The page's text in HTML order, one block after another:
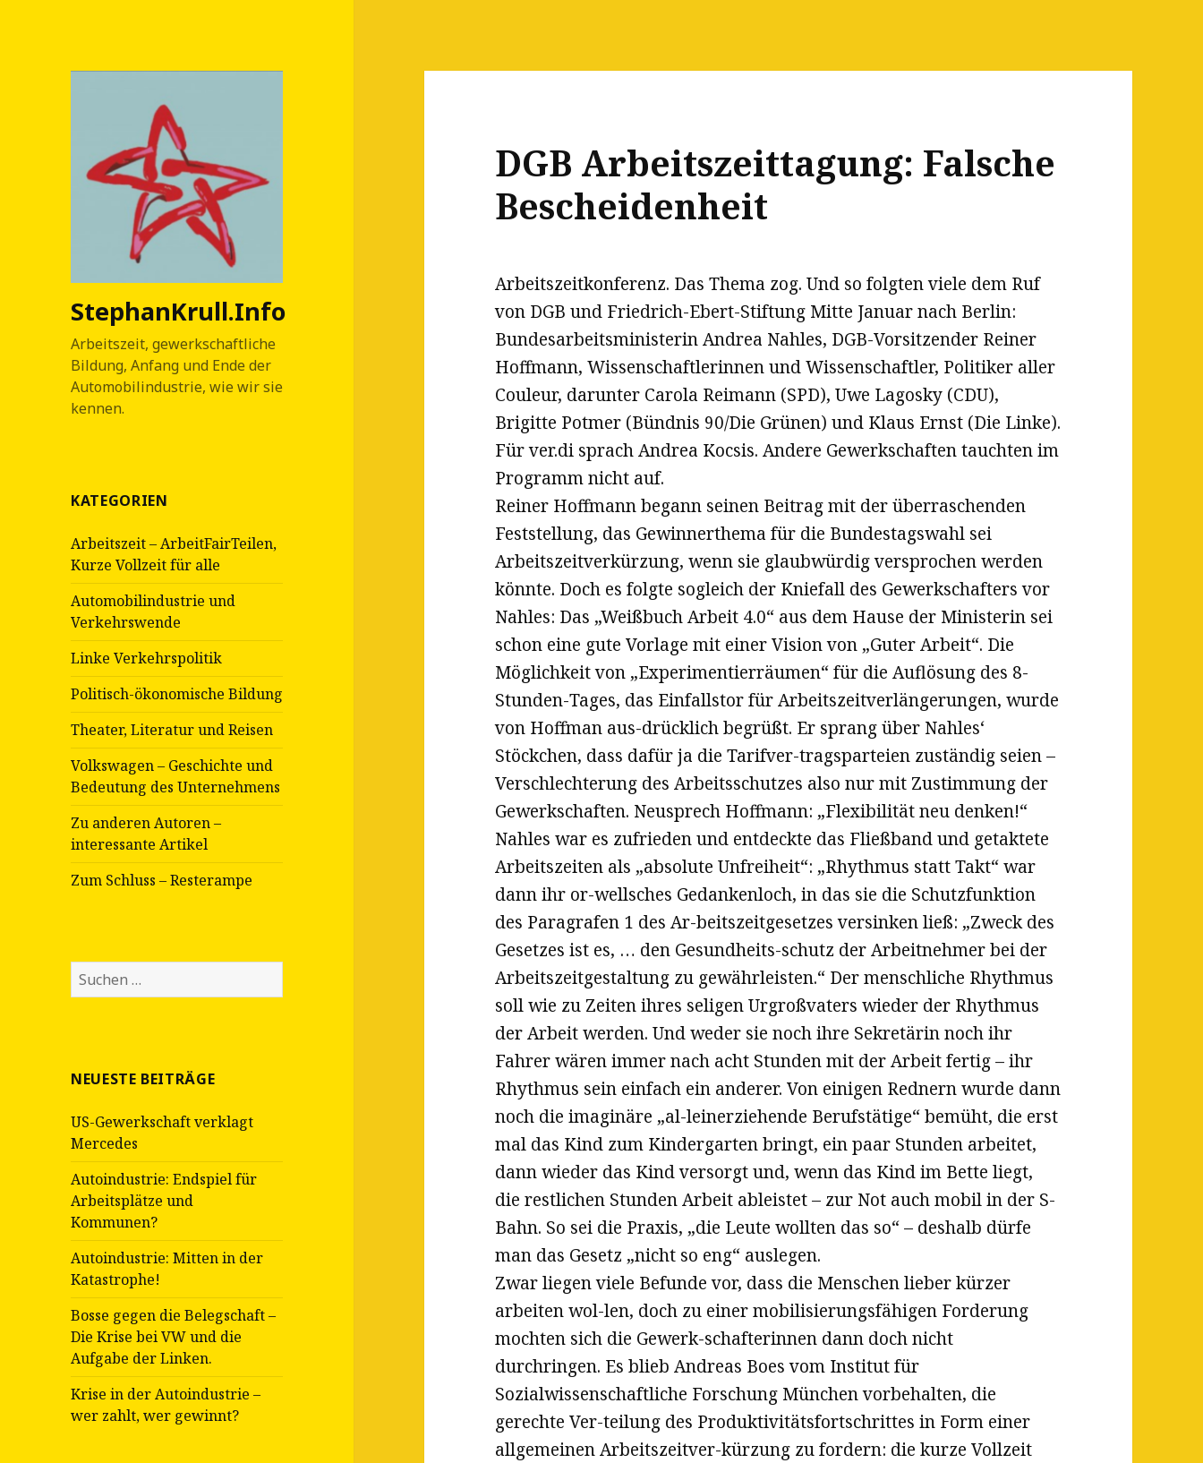
StephanKrull.Info
Arbeitszeit, gewerkschaftliche
Bildung, Anfang und Ende der
Automobilindustrie, wie wir sie
kennen.
KATEGORIEN
Arbeitszeit – ArbeitFairTeilen,
Kurze Vollzeit für alle
Automobilindustrie und
Verkehrswende
Linke Verkehrspolitik
Politisch-ökonomische Bildung
Theater, Literatur und Reisen
Volkswagen – Geschichte und
Bedeutung des Unternehmens
Zu anderen Autoren –
interessante Artikel
Zum Schluss – Resterampe
Suche
nach:
NEUESTE BEITRÄGE
US-Gewerkschaft verklagt
Mercedes
Autoindustrie: Endspiel für
Arbeitsplätze und
Kommunen?
Autoindustrie: Mitten in der
Katastrophe!
Bosse gegen die Belegschaft –
Die Krise bei VW und die
Aufgabe der Linken.
Krise in der Autoindustrie –
wer zahlt, wer gewinnt?
DGB Arbeitszeittagung: Falsche
Bescheidenheit
Arbeitszeitkonferenz. Das Thema zog. Und so folgten viele dem Ruf
von DGB und Friedrich-Ebert-Stiftung Mitte Januar nach Berlin:
Bundesarbeitsministerin Andrea Nahles, DGB-Vorsitzender Reiner
Hoffmann, Wissenschaftlerinnen und Wissenschaftler, Politiker aller
Couleur, darunter Carola Reimann (SPD), Uwe Lagosky (CDU),
Brigitte Potmer (Bündnis 90/Die Grünen) und Klaus Ernst (Die Linke).
Für ver.di sprach Andrea Kocsis. Andere Gewerkschaften tauchten im
Programm nicht auf.
Reiner Hoffmann begann seinen Beitrag mit der überraschenden
Feststellung, das Gewinnerthema für die Bundestagswahl sei
Arbeitszeitverkürzung, wenn sie glaubwürdig versprochen werden
könnte. Doch es folgte sogleich der Kniefall des Gewerkschafters vor
Nahles: Das „Weißbuch Arbeit 4.0“ aus dem Hause der Ministerin sei
schon eine gute Vorlage mit einer Vision von „Guter Arbeit“. Die
Möglichkeit von „Experimentierräumen“ für die Auflösung des 8-
Stunden-Tages, das Einfallstor für Arbeitszeitverlängerungen, wurde
von Hoffman aus-drücklich begrüßt. Er sprang über Nahles‘
Stöckchen, dass dafür ja die Tarifver-tragsparteien zuständig seien –
Verschlechterung des Arbeitsschutzes also nur mit Zustimmung der
Gewerkschaften. Neusprech Hoffmann: „Flexibilität neu denken!“
Nahles war es zufrieden und entdeckte das Fließband und getaktete
Arbeitszeiten als „absolute Unfreiheit“: „Rhythmus statt Takt“ war
dann ihr or-wellsches Gedankenloch, in das sie die Schutzfunktion
des Paragrafen 1 des Ar-beitszeitgesetzes versinken ließ: „Zweck des
Gesetzes ist es, … den Gesundheits-schutz der Arbeitnehmer bei der
Arbeitszeitgestaltung zu gewährleisten.“ Der menschliche Rhythmus
soll wie zu Zeiten ihres seligen Urgroßvaters wieder der Rhythmus
der Arbeit werden. Und weder sie noch ihre Sekretärin noch ihr
Fahrer wären immer nach acht Stunden mit der Arbeit fertig – ihr
Rhythmus sein einfach ein anderer. Von einigen Rednern wurde dann
noch die imaginäre „al-leinerziehende Berufstätige“ bemüht, die erst
mal das Kind zum Kindergarten bringt, ein paar Stunden arbeitet,
dann wieder das Kind versorgt und, wenn das Kind im Bette liegt,
die restlichen Stunden Arbeit ableistet – zur Not auch mobil in der S-
Bahn. So sei die Praxis, „die Leute wollten das so“ – deshalb dürfe
man das Gesetz „nicht so eng“ auslegen.
Zwar liegen viele Befunde vor, dass die Menschen lieber kürzer
arbeiten wol-len, doch zu einer mobilisierungsfähigen Forderung
mochten sich die Gewerk-schafterinnen dann doch nicht
durchringen. Es blieb Andreas Boes vom Institut für
Sozialwissenschaftliche Forschung München vorbehalten, die
gerechte Ver-teilung des Produktivitätsfortschrittes in Form einer
allgemeinen Arbeitszeitver-kürzung zu fordern: die kurze Vollzeit